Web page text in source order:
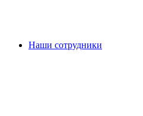
Наши сотрудники